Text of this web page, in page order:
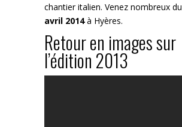
chantier italien. Venez nombreux du
avril 2014à Hyères.
Retour en images sur
l’édition 2013